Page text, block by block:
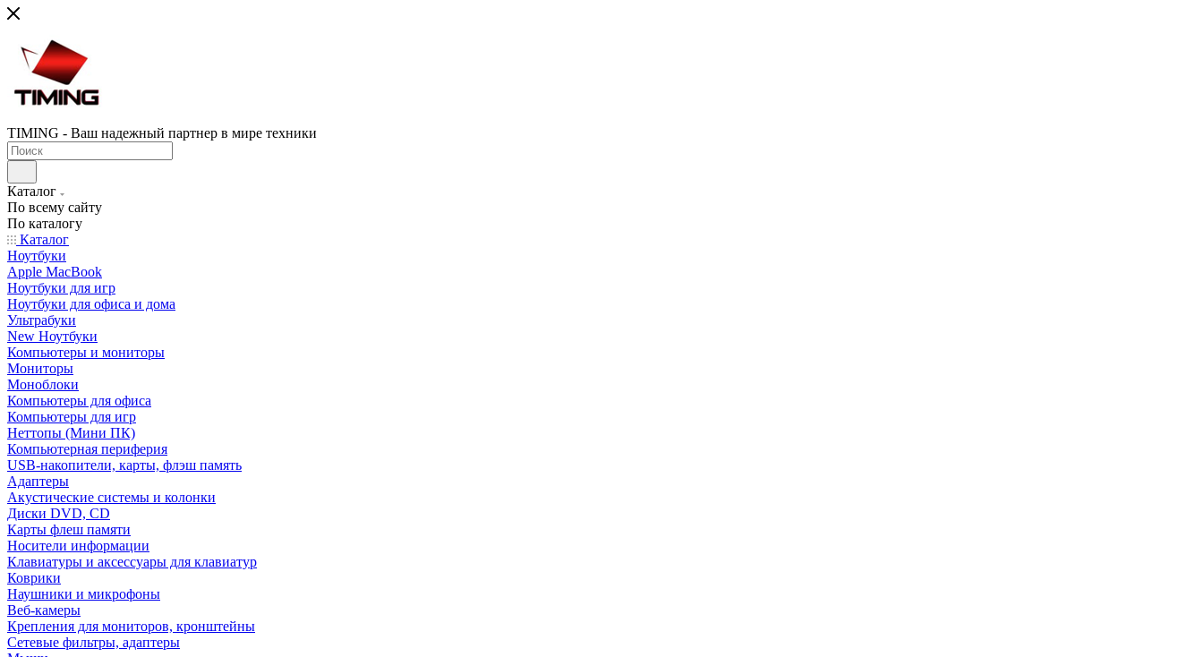
TIMING - Ваш надежный партнер в мире техники
Каталог
По всему сайту
По каталогу
Каталог
Ноутбуки
Apple MacBook
Ноутбуки для игр
Ноутбуки для офиса и дома
Ультрабуки
New Ноутбуки
Компьютеры и мониторы
Мониторы
Моноблоки
Компьютеры для офиса
Компьютеры для игр
Неттопы (Мини ПК)
Компьютерная периферия
USB-накопители, карты, флэш память
Адаптеры
Акустические системы и колонки
Диски DVD, CD
Карты флеш памяти
Носители информации
Клавиатуры и аксессуары для клавиатур
Коврики
Наушники и микрофоны
Веб-камеры
Крепления для мониторов, кронштейны
Сетевые фильтры, адаптеры